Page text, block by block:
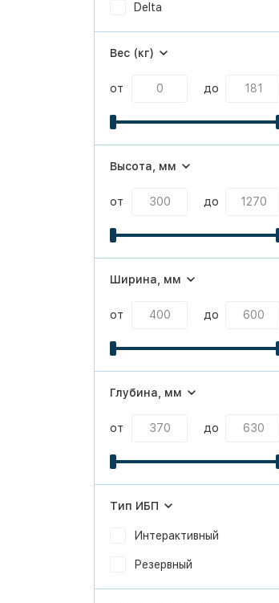
Delta
Вес (кг)
от до
Высота, мм
от до
Ширина, мм
от до
Глубина, мм
от до
Тип ИБП
Интерактивный
Резервный